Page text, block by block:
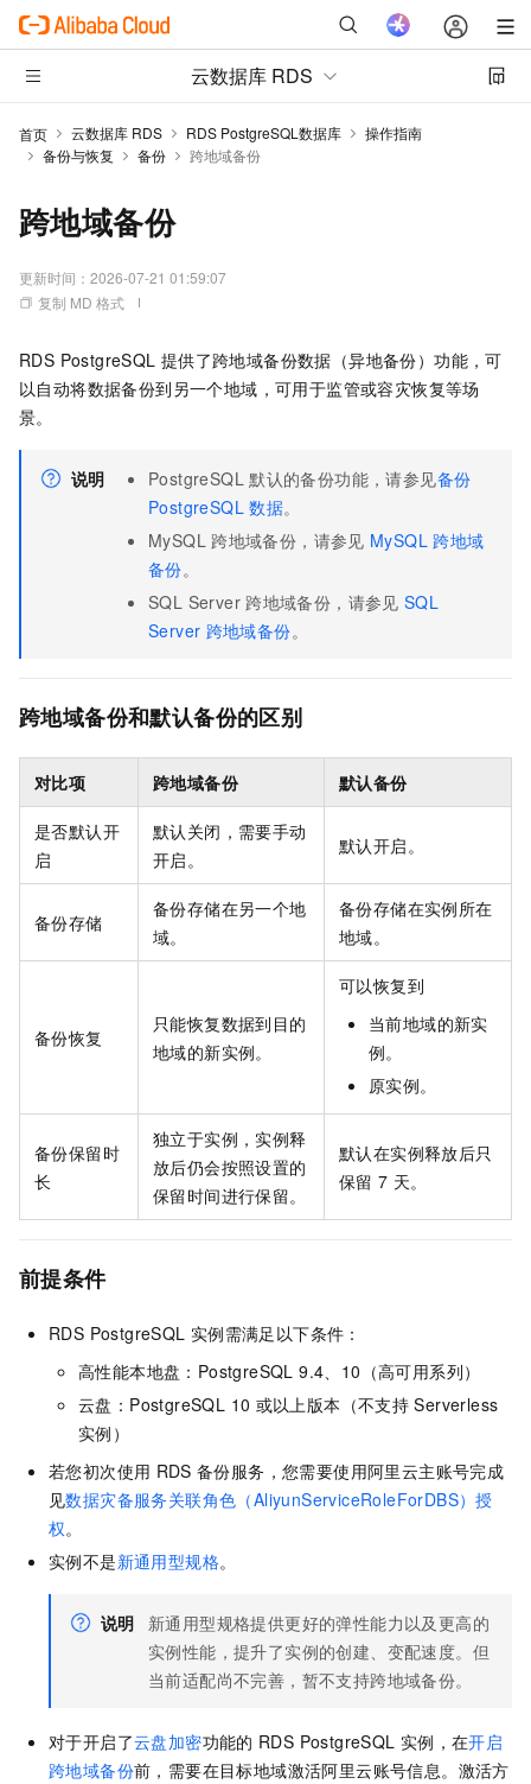
云数据库 RDS
首页 云数据库 RDS RDS PostgreSQL数据库
操作指南
备份与恢复
备份 跨地域备份
跨地域备份
更新时间： 2026-07-21 01:59:07
复制 MD 格式
RDS PostgreSQL 提供了跨地域备份数据（异地备份）功能，可
以自动将数据备份到另一个地域，可用于监管或容灾恢复等场
景。
说明 PostgreSQL 默认的备份功能，请参见备份
PostgreSQL 数据。
MySQL 跨地域备份，请参见 MySQL 跨地域
备份。
SQL Server 跨地域备份，请参见 SQL
Server 跨地域备份。
跨地域备份和默认备份的区别
对比项 跨地域备份 默认备份
是否默认开
启
默认关闭，需要手动
开启。
默认开启。
备份存储
备份存储在另一个地
域。
备份存储在实例所在
地域。
备份恢复
只能恢复数据到目的
地域的新实例。
可以恢复到
当前地域的新实
例。
原实例。
备份保留时
长
独立于实例，实例释
放后仍会按照设置的
保留时间进行保留。
默认在实例释放后只
保留 7 天。
前提条件
RDS PostgreSQL 实例需满足以下条件：
高性能本地盘：PostgreSQL 9.4、10（高可用系列）
云盘：PostgreSQL 10 或以上版本（不支持 Serverless
实例）
若您初次使用 RDS 备份服务，您需要使用阿里云主账号完成
见数据灾备服务关联角色（AliyunServiceRoleForDBS）授
权。
实例不是新通用型规格。
说明
新通用型规格提供更好的弹性能力以及更高的
实例性能，提升了实例的创建、变配速度。但
当前适配尚不完善，暂不支持跨地域备份。
对于开启了云盘加密功能的 RDS PostgreSQL 实例，在开启
跨地域备份前，需要在目标地域激活阿里云账号信息。激活方